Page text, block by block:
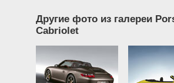
Другие фото из галереи
Cabriolet